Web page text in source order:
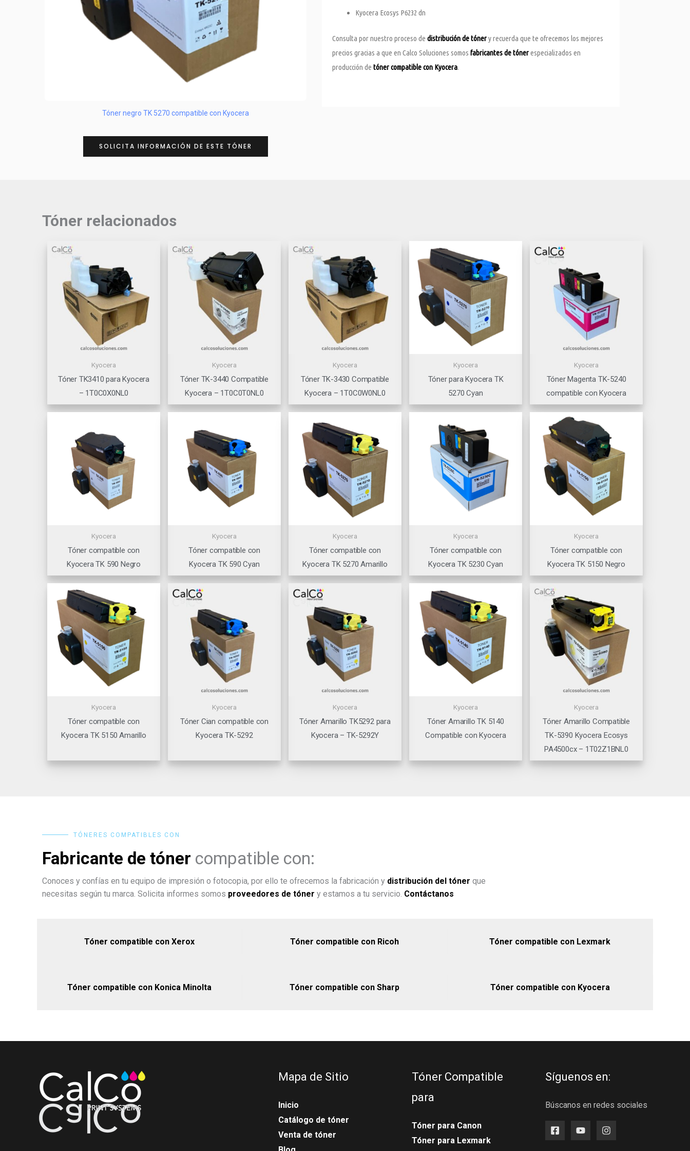
Tóner negro TK 5270 compatible con Kyocera
SOLICITA INFORMACIÓN DE ESTE TÓNER
Kyocera Ecosys P6232 dn
Consulta por nuestro proceso de distribución de tónery recuerda que te ofrecemos los mejores
precios gracias a que en Calco Soluciones somos fabricantes de tónerespecializados en
producción de tóner compatible con Kyocera.
Tóner relacionados
Kyocera
Tóner TK3410 para Kyocera
– 1T0C0X0NL0
Kyocera
Tóner TK-3440 Compatible
Kyocera – 1T0C0T0NL0
Kyocera
Tóner TK-3430 Compatible
Kyocera – 1T0C0W0NL0
Kyocera
Tóner para Kyocera TK
5270 Cyan
Kyocera
Tóner Magenta TK-5240
compatible con Kyocera
Kyocera
Tóner compatible con
Kyocera TK 590 Negro
Kyocera
Tóner compatible con
Kyocera TK 590 Cyan
Kyocera
Tóner compatible con
Kyocera TK 5270 Amarillo
Kyocera
Tóner compatible con
Kyocera TK 5230 Cyan
Kyocera
Tóner compatible con
Kyocera TK 5150 Negro
Kyocera
Tóner compatible con
Kyocera TK 5150 Amarillo
Kyocera
Tóner Cian compatible con
Kyocera TK-5292
Kyocera
Tóner Amarillo TK5292 para
Kyocera – TK-5292Y
Kyocera
Tóner Amarillo TK 5140
Compatible con Kyocera
Kyocera
Tóner Amarillo Compatible
TK-5390 Kyocera Ecosys
PA4500cx – 1T02Z1BNL0
TÓNERES COMPATIBLES CON
Fabricante de tóner compatible con:
Conoces y confías en tu equipo de impresión o fotocopia, por ello te ofrecemos la fabricación y distribución del tóner que
necesitas según tu marca. Solicita informes somos proveedores de tóner y estamos a tu servicio. Contáctanos
Tóner compatible con Xerox Tóner compatible con Ricoh Tóner compatible con Lexmark
Tóner compatible con Konica Minolta Tóner compatible con Sharp Tóner compatible con Kyocera
Mapa de Sitio
Inicio
Catálogo de tóner
Venta de tóner
Tóner Compatible
para
Tóner para Canon
Tóner para Lexmark
Síguenos en:
Búscanos en redes sociales